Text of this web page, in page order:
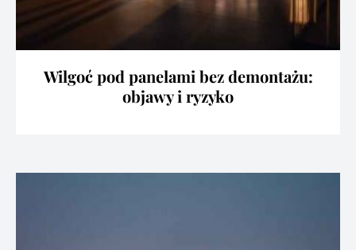
Wilgoć pod panelami bez demontażu:
objawy i ryzyko